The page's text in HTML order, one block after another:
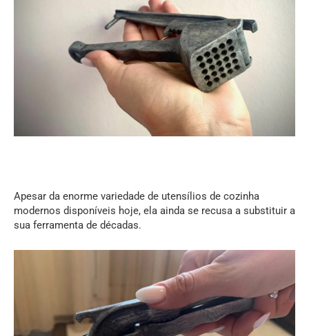
Apesar da enorme variedade de utensílios de cozinha
modernos disponíveis hoje, ela ainda se recusa a substituir a
sua ferramenta de décadas.